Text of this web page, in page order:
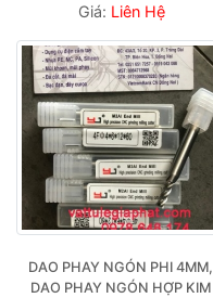
Giá: Liên Hệ
DAO PHAY NGÓN PHI 4MM,
DAO PHAY NGÓN HỢP KIM